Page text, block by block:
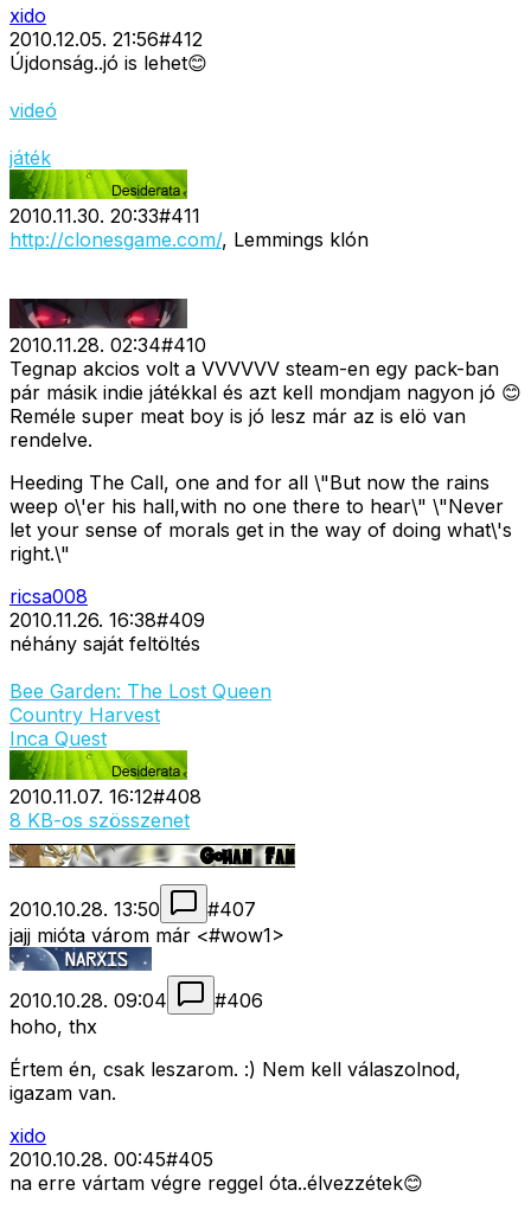
xido
2010.12.05. 21:56#412
Újdonság..jó is lehet😊
videó
játék
2010.11.30. 20:33#411
http://clonesgame.com/, Lemmings klón
2010.11.28. 02:34#410
Tegnap akcios volt a VVVVVV steam-en egy pack-ban
pár másik indie játékkal és azt kell mondjam nagyon jó 😊
Reméle super meat boy is jó lesz már az is elö van
rendelve.
Heeding The Call, one and for all \"But now the rains
weep o\'er his hall,with no one there to hear\" \"Never
let your sense of morals get in the way of doing what\'s
right.\"
ricsa008
2010.11.26. 16:38#409
néhány saját feltöltés
Bee Garden: The Lost Queen
Country Harvest
Inca Quest
2010.11.07. 16:12#408
8 KB-os szösszenet
2010.10.28. 13:50 #407
jajj mióta várom már <#wow1>
2010.10.28. 09:04 #406
hoho, thx
Értem én, csak leszarom. :) Nem kell válaszolnod,
igazam van.
xido
2010.10.28. 00:45#405
na erre vártam végre reggel óta..élvezzétek😊